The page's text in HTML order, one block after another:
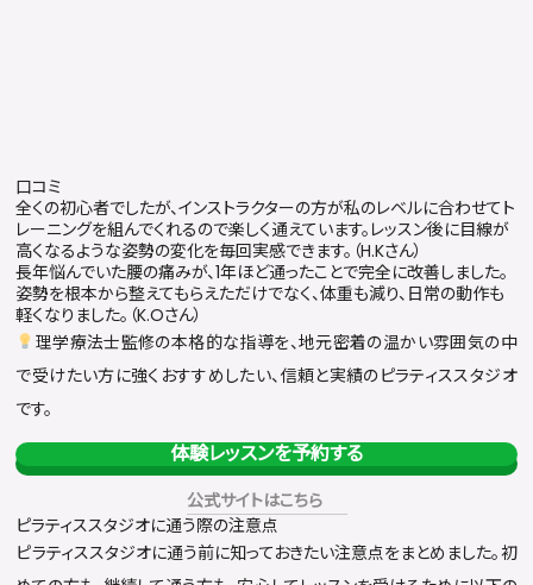
口コミ
全くの初心者でしたが、インストラクターの方が私のレベルに合わせてト
レーニングを組んでくれるので楽しく通えています。レッスン後に目線が
高くなるような姿勢の変化を毎回実感できます。（H.Kさん）
長年悩んでいた腰の痛みが、1年ほど通ったことで完全に改善しました。
姿勢を根本から整えてもらえただけでなく、体重も減り、日常の動作も
軽くなりました。（K.Oさん）
理学療法士監修の本格的な指導を、地元密着の温かい雰囲気の中
で受けたい方に強くおすすめしたい、信頼と実績のピラティススタジオ
です。
体験レッスンを予約する
公式サイトはこちら
ピラティススタジオに通う際の注意点
ピラティススタジオに通う前に知っておきたい注意点をまとめました。初